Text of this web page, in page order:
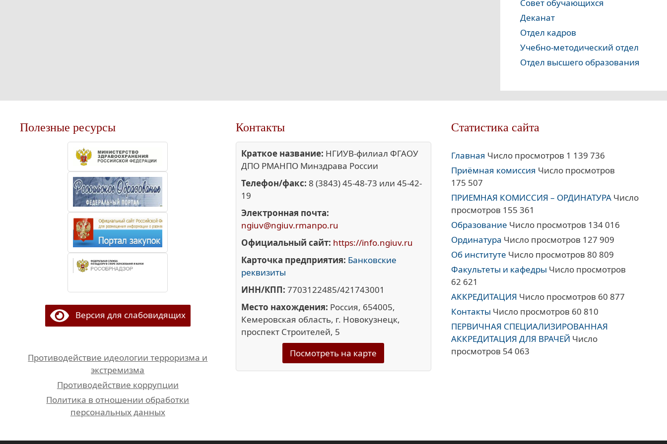
Совет обучающихся
Деканат
Отдел кадров
Учебно-методический отдел
Отдел высшего образования
Полезные ресурсы
Версия для слабовидящих
Противодействие идеологии терроризма и
экстремизма
Противодействие коррупции
Политика в отношении обработки
персональных данных
Контакты
Краткое название: НГИУВ-филиал ФГАОУ
ДПО РМАНПО Минздрава России
Телефон/факс: 8 (3843) 45-48-73 или 45-42-
19
Электронная почта:
ngiuv@ngiuv.rmanpo.ru
Официальный сайт: https://info.ngiuv.ru
Карточка предприятия: Банковские
реквизиты
ИНН/КПП: 7703122485/421743001
Место нахождения: Россия, 654005,
Кемеровская область, г. Новокузнецк,
проспект Строителей, 5
Посмотреть на карте
Статистика сайта
Главная Число просмотров 1 139 736
Приёмная комиссия Число просмотров
175 507
ПРИЕМНАЯ КОМИССИЯ – ОРДИНАТУРА Число
просмотров 155 361
Образование Число просмотров 134 016
Ординатура Число просмотров 127 909
Об институте Число просмотров 80 809
Факультеты и кафедры Число просмотров
62 621
АККРЕДИТАЦИЯ Число просмотров 60 877
Контакты Число просмотров 60 810
ПЕРВИЧНАЯ СПЕЦИАЛИЗИРОВАННАЯ
АККРЕДИТАЦИЯ ДЛЯ ВРАЧЕЙ Число
просмотров 54 063